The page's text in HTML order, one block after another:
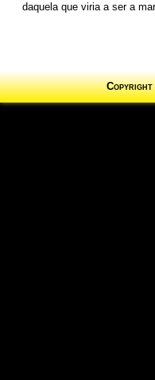
daquela que viria a ser a